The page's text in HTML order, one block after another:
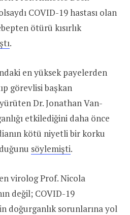
COVID-19 hastası olan
ötürü kısırlık
.
en yüksek payelerden
görevlisi başkan
yürüten Dr. Jonathan Van-
etkilediğini daha önce
kötü niyetli bir korku
söylemişti.
virolog Prof. Nicola
değil; COVID-19
doğurganlık sorunlarına yol